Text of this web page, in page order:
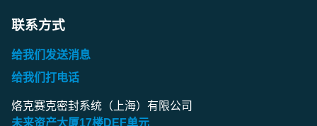
联系方式
给我们发送消息
给我们打电话
烙克赛克密封系统（上海）有限公司
未来资产大厦17楼DEF单元